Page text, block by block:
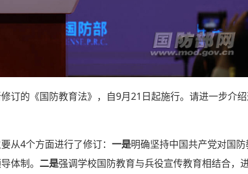
订的《国防教育法》，自9月21日起施行。请进一步介
从4个方面进行了修订： 一是明确坚持中国共产党对国
体制。 二是强调学校国防教育与兵役宣传教育相结合，